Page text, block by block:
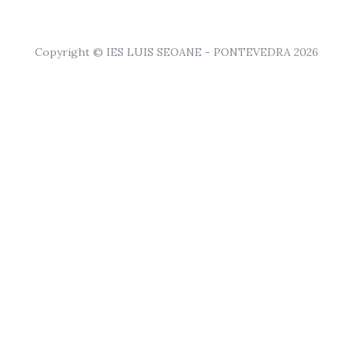
Copyright © IES LUIS SEOANE - PONTEVEDRA 2026